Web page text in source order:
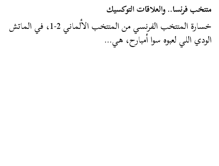
منتخب فرنسا.. والعلاقات التوكسيك
خسارة المنتخب الفرنسي من المنتخب الألماني 2-1، في الماتش
الودي اللي لعبوه سوا أمبارح، هي…